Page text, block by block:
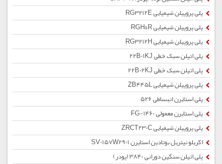
پلی پروپیلن شیمیایی RG3212E
پلی پروپیلن شیمیایی RGH&R
پلی پروپیلن شیمیایی RG3212H
پلی اتیلن سبک خطی 22B01KJ
پلی اتیلن سبک خطی 22B02KJ
پلی پروپیلن شیمیایی ZB445L
پلی استایرن انبساطی 526
پلی استایرن معمولی 1460-FG
پلی پروپیلن شیمیایی ZRCT230C
اکریلو نیتریل بوتادین استایرن SV0157W2901
پلی اتیلن سنگین دورانی 3840 (پودر)